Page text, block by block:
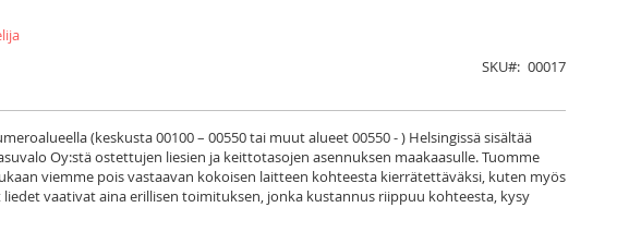
SKU 00017
(keskusta 00100 – 00550 tai muut alueet 00550 - ) Helsingissä sisältää
Oy:stä ostettujen liesien ja keittotasojen asennuksen maakaasulle. Tuomme
viemme pois vastaavan kokoisen laitteen kohteesta kierrätettäväksi, kuten myös
liedet vaativat aina erillisen toimituksen, jonka kustannus riippuu kohteesta, kysy